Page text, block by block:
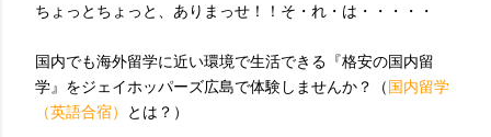
ちょっとちょっと、ありまっせ！！そ・れ・は・・・・・
国内でも海外留学に近い環境で生活できる『格安の国内留
学』をジェイホッパーズ広島で体験しませんか？（国内留学
（英語合宿）
とは？）